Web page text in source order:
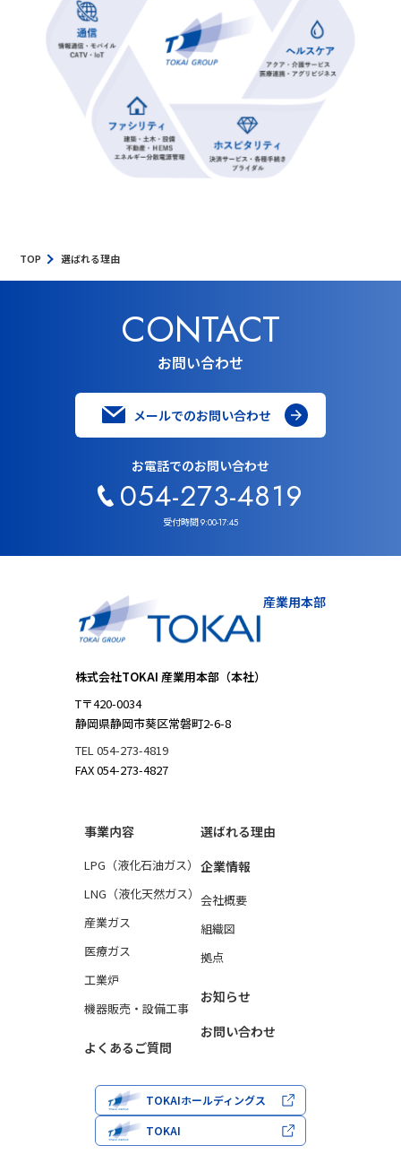
TOP 選ばれる理由
CONTACT
お問い合わせ
メールでのお問い合わせ
お電話でのお問い合わせ
054-273-4819
受付時間9:00-17:45
産業用本部
株式会社TOKAI 産業用本部（本社）
T〒420-0034
静岡県静岡市葵区常磐町2-6-8
TEL 054-273-4819
FAX 054-273-4827
事業内容
LPG（液化石油ガス）
LNG（液化天然ガス）
産業ガス
医療ガス
工業炉
機器販売・設備工事
よくあるご質問
選ばれる理由
企業情報
会社概要
組織図
拠点
お知らせ
お問い合わせ
TOKAIホールディングス
TOKAI